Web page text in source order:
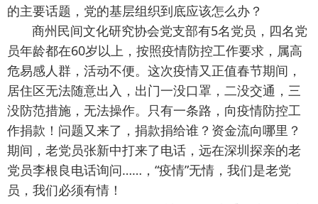
的主要话题，党的基层组织到底应该怎么办？
商州民间文化研究协会党支部有5名党员，四名党
员年龄都在60岁以上，按照疫情防控工作要求，属高
危易感人群，活动不便。这次疫情又正值春节期间，
居住区无法随意出入，出门一没口罩，二没交通，三
没防范措施，无法操作。只有一条路，向疫情防控工
作捐款！问题又来了，捐款捐给谁？资金流向哪里？
期间，老党员张新中打来了电话，远在深圳探亲的老
党员李根良电话询问……，“疫情”无情，我们是老党
员，我们必须有情！